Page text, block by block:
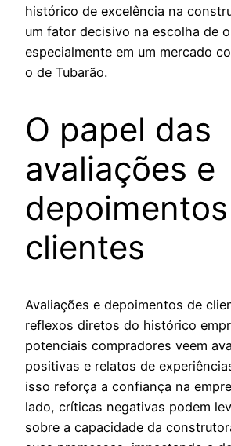
histórico de excelência na
um fator decisivo na escolha de
especialmente em um mercado
o de Tubarão.
O papel das
avaliações e
clientes
Avaliações e depoimentos de
reflexos diretos do histórico
potenciais compradores veem
positivas e relatos de
isso reforça a confiança na
lado, críticas negativas podem
sobre a capacidade da